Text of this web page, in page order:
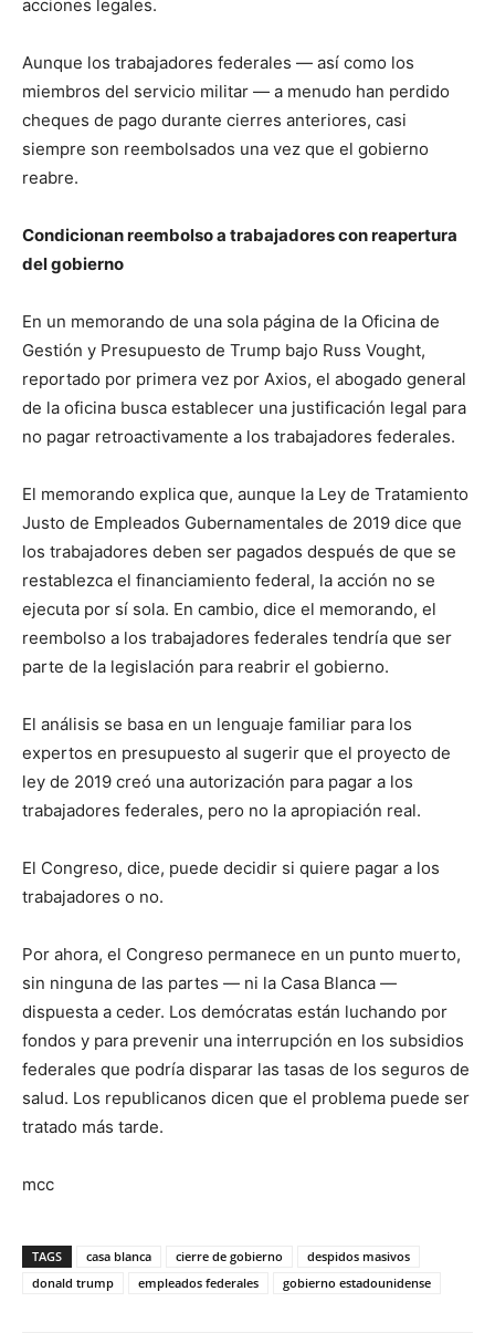
acciones legales.
Aunque los trabajadores federales — así como los
miembros del servicio militar — a menudo han perdido
cheques de pago durante cierres anteriores, casi
siempre son reembolsados una vez que el gobierno
reabre.
Condicionan reembolso a trabajadores con reapertura
del gobierno
En un memorando de una sola página de la Oficina de
Gestión y Presupuesto de Trump bajo Russ Vought,
reportado por primera vez por Axios, el abogado general
de la oficina busca establecer una justificación legal para
no pagar retroactivamente a los trabajadores federales.
El memorando explica que, aunque la Ley de Tratamiento
Justo de Empleados Gubernamentales de 2019 dice que
los trabajadores deben ser pagados después de que se
restablezca el financiamiento federal, la acción no se
ejecuta por sí sola. En cambio, dice el memorando, el
reembolso a los trabajadores federales tendría que ser
parte de la legislación para reabrir el gobierno.
El análisis se basa en un lenguaje familiar para los
expertos en presupuesto al sugerir que el proyecto de
ley de 2019 creó una autorización para pagar a los
trabajadores federales, pero no la apropiación real.
El Congreso, dice, puede decidir si quiere pagar a los
trabajadores o no.
Por ahora, el Congreso permanece en un punto muerto,
sin ninguna de las partes — ni la Casa Blanca —
dispuesta a ceder. Los demócratas están luchando por
fondos y para prevenir una interrupción en los subsidios
federales que podría disparar las tasas de los seguros de
salud. Los republicanos dicen que el problema puede ser
tratado más tarde.
mcc
TAGS casa blanca cierre de gobierno
despidos masivos
donald trump
empleados federales gobierno estadounidense